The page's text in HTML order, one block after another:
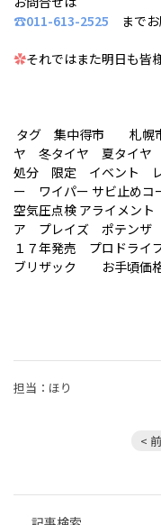
☎011-613-2525 まで
✿それではまた明日も皆
タグ 集中得市 札幌
ヤ 冬タイヤ 夏タイヤ
処分 限定 イベント レ
ー ワイパー サビ止め
空気圧点検 アライメン
ア プレイズ ポテンザ
１７年発売 プロドライ
ブリザック お手頃価
担当：ほり
<